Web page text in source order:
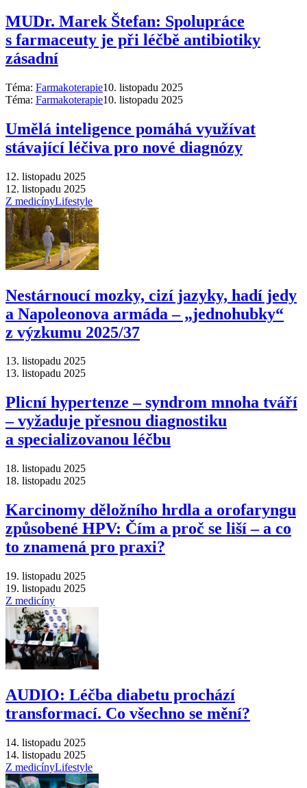
MUDr. Marek Štefan: Spolupráce
s farmaceuty je při léčbě antibiotiky
zásadní
Téma: Farmakoterapie10. listopadu 2025
Téma: Farmakoterapie10. listopadu 2025
Umělá inteligence pomáhá využívat
stávající léčiva pro nové diagnózy
12. listopadu 2025
12. listopadu 2025
Z medicínyLifestyle
Nestárnoucí mozky, cizí jazyky, hadí jedy
a Napoleonova armáda –⁠ „jednohubky“
z výzkumu 2025/37
13. listopadu 2025
13. listopadu 2025
Plicní hypertenze –⁠ syndrom mnoha tváří
–⁠ vyžaduje přesnou diagnostiku
a specializovanou léčbu
18. listopadu 2025
18. listopadu 2025
Karcinomy děložního hrdla a orofaryngu
způsobené HPV: Čím a proč se liší –⁠ a co
to znamená pro praxi?
19. listopadu 2025
19. listopadu 2025
Z medicíny
AUDIO: Léčba diabetu prochází
transformací. Co všechno se mění?
14. listopadu 2025
14. listopadu 2025
Z medicínyLifestyle